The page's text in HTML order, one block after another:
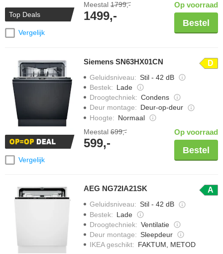
Top Deals
Vergelijk
Meestal 1799,-
1499,-
Op voorraad
Bestel
Vergelijk
Siemens SN63HX01CN D
Geluidsniveau: Stil - 42 dB
Bestek: Lade
Droogtechniek: Condens
Deur montage: Deur-op-deur
Hoogte: Normaal
Meestal 699,-
599,-
Op voorraad
Bestel
AEG NG72IA21SK A
Geluidsniveau: Stil - 42 dB
Bestek: Lade
Droogtechniek: Ventilatie
Deur montage: Sleepdeur
IKEA geschikt: FAKTUM, METOD